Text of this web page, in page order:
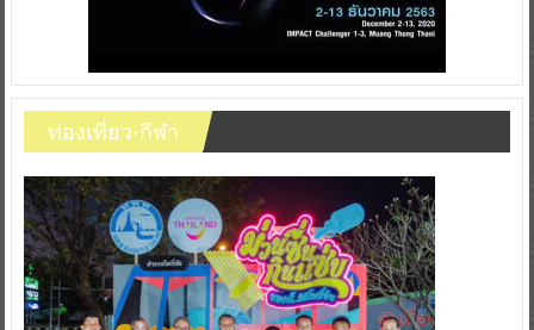
ท่องเที่ยว-กีฬา